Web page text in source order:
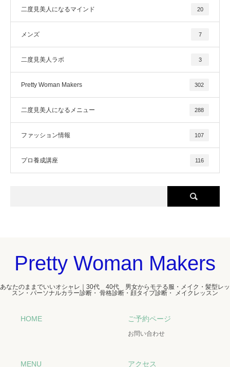
二度見美人になるマインド 20
メンズ 7
二度見美人ラボ 3
Pretty Woman Makers 302
二度見美人になるメニュー 288
ファッション情報 107
プロ養成講座 116
Pretty Woman Makers
あなたのままでいいオシャレ｜30代 40代 男女からモテる服・メイク・髪型レッ
スン・パーソナルカラー診断・ 骨格診断・顔タイプ診断・ メイクレッスン
HOME ご予約ページ
お問い合わせ
MENU アクセス